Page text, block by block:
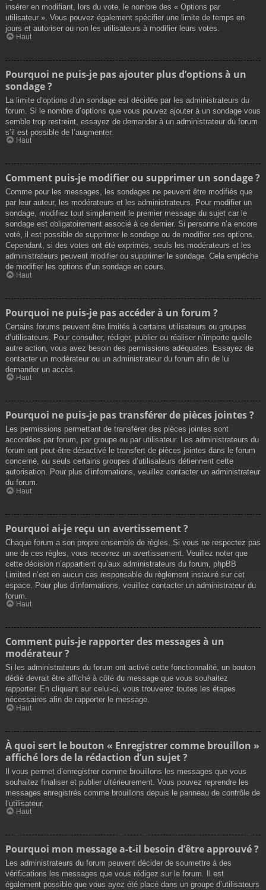
insérer en modifiant, lors du vote, le nombre des « Options par
utilisateur ». Vous pouvez également spécifier une limite de temps en
jours et autoriser ou non les utilisateurs à modifier leurs votes.
Haut
Pourquoi ne puis-je pas ajouter plus d’options à un
sondage ?
La limite d’options d’un sondage est décidée par les administrateurs du
forum. Si le nombre d’options que vous pouvez ajouter à un sondage vous
semble trop restreint, essayez de demander à un administrateur du forum
s’il est possible de l’augmenter.
Haut
Comment puis-je modifier ou supprimer un sondage ?
Comme pour les messages, les sondages ne peuvent être modifiés que
par leur auteur, les modérateurs et les administrateurs. Pour modifier un
sondage, modifiez tout simplement le premier message du sujet car le
sondage est obligatoirement associé à ce dernier. Si personne n’a encore
voté, il est possible de supprimer le sondage ou de modifier ses options.
Cependant, si des votes ont été exprimés, seuls les modérateurs et les
administrateurs peuvent modifier ou supprimer le sondage. Cela empêche
de modifier les options d’un sondage en cours.
Haut
Pourquoi ne puis-je pas accéder à un forum ?
Certains forums peuvent être limités à certains utilisateurs ou groupes
d’utilisateurs. Pour consulter, rédiger, publier ou réaliser n’importe quelle
autre action, vous avez besoin des permissions adéquates. Essayez de
contacter un modérateur ou un administrateur du forum afin de lui
demander un accès.
Haut
Pourquoi ne puis-je pas transférer de pièces jointes ?
Les permissions permettant de transférer des pièces jointes sont
accordées par forum, par groupe ou par utilisateur. Les administrateurs du
forum ont peut-être désactivé le transfert de pièces jointes dans le forum
concerné, ou seuls certains groupes d’utilisateurs détiennent cette
autorisation. Pour plus d’informations, veuillez contacter un administrateur
du forum.
Haut
Pourquoi ai-je reçu un avertissement ?
Chaque forum a son propre ensemble de règles. Si vous ne respectez pas
une de ces règles, vous recevrez un avertissement. Veuillez noter que
cette décision n’appartient qu’aux administrateurs du forum, phpBB
Limited n’est en aucun cas responsable du règlement instauré sur cet
espace. Pour plus d’informations, veuillez contacter un administrateur du
forum.
Haut
Comment puis-je rapporter des messages à un
modérateur ?
Si les administrateurs du forum ont activé cette fonctionnalité, un bouton
dédié devrait être affiché à côté du message que vous souhaitez
rapporter. En cliquant sur celui-ci, vous trouverez toutes les étapes
nécessaires afin de rapporter le message.
Haut
À quoi sert le bouton « Enregistrer comme brouillon »
affiché lors de la rédaction d’un sujet ?
Il vous permet d’enregistrer comme brouillons les messages que vous
souhaitez finaliser et publier ultérieurement. Vous pouvez reprendre les
messages enregistrés comme brouillons depuis le panneau de contrôle de
l’utilisateur.
Haut
Pourquoi mon message a-t-il besoin d’être approuvé ?
Les administrateurs du forum peuvent décider de soumettre à des
vérifications les messages que vous rédigez sur le forum. Il est
également possible que vous ayez été placé dans un groupe d’utilisateurs